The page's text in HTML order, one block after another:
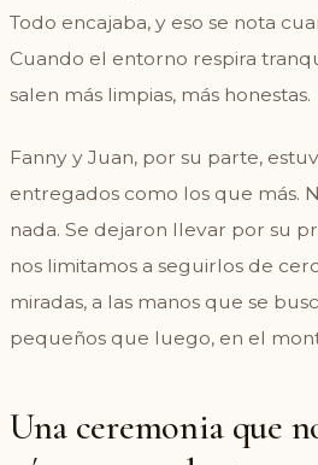
Todo encajaba, y eso se nota
Cuando el entorno respira
salen más limpias, más honestas.
Fanny y Juan, por su parte,
entregados como los que más.
nada. Se dejaron llevar por su
nos limitamos a seguirlos de
miradas, a las manos que se
pequeños que luego, en el
Una ceremonia que